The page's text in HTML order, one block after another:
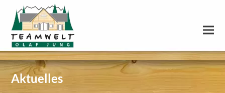
Aktuelles